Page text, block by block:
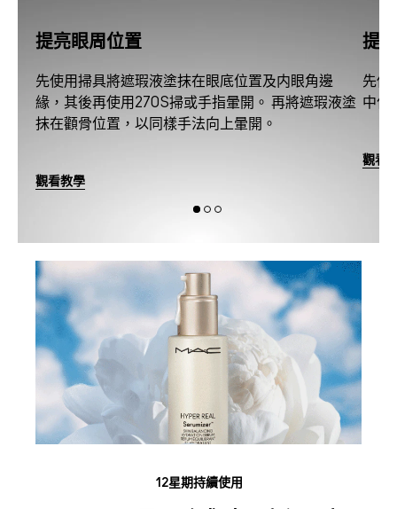
提亮眼周位置
先使用掃具將遮瑕液塗抹在眼底位置及内眼角邊
緣，其後再使用270S掃或手指暈開。 再將遮瑕液塗
抹在顴骨位置，以同樣手法向上暈開。
觀看教學
提
先使
中位
觀看
12星期持續使用